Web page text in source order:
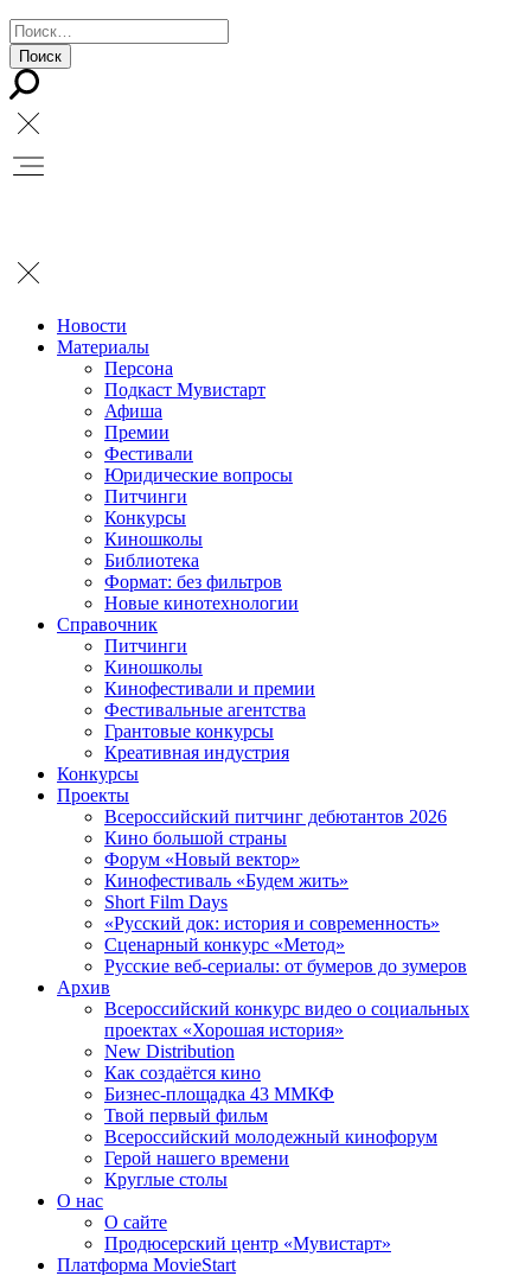
Новости
Материалы
Персона
Подкаст Мувистарт
Афиша
Премии
Фестивали
Юридические вопросы
Питчинги
Конкурсы
Киношколы
Библиотека
Формат: без фильтров
Новые кинотехнологии
Справочник
Питчинги
Киношколы
Кинофестивали и премии
Фестивальные агентства
Грантовые конкурсы
Креативная индустрия
Конкурсы
Проекты
Всероссийский питчинг дебютантов 2026
Кино большой страны
Форум «Новый вектор»
Кинофестиваль «Будем жить»
Short Film Days
«Русский док: история и современность»
Сценарный конкурс «Метод»
Русские веб-сериалы: от бумеров до зумеров
Архив
Всероссийский конкурс видео о социальных
проектах «Хорошая история»
New Distribution
Как создаётся кино
Бизнес-площадка 43 ММКФ
Твой первый фильм
Всероссийский молодежный кинофорум
Герой нашего времени
Круглые столы
О нас
О сайте
Продюсерский центр «Мувистарт»
Платформа MovieStart